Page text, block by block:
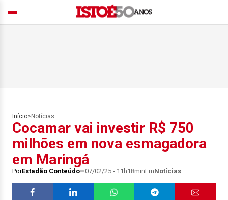
Início> Notícias
Cocamar vai investir R$ 750
milhões em nova esmagadora
em Maringá
PorEstadão Conteúdo 07/02/25 - 11h18minEmNotícias